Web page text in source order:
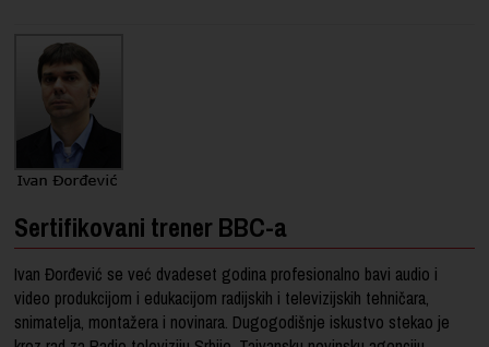
Sertifikovani trener BBC-a
Ivan Đorđević se već dvadeset godina profesionalno bavi audio i
video produkcijom i edukacijom radijskih i televizijskih tehničara,
snimatelja, montažera i novinara. Dugogodišnje iskustvo stekao je